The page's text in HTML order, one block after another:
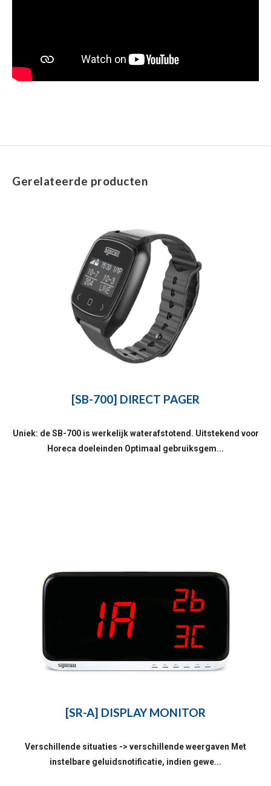
Gerelateerde producten
[SB-700] DIRECT PAGER
Uniek: de SB-700 is werkelijk waterafstotend. Uitstekend voor
Horeca doeleinden Optimaal gebruiksgem...
[SR-A] DISPLAY MONITOR
Verschillende situaties -> verschillende weergaven Met
instelbare geluidsnotificatie, indien gewe...